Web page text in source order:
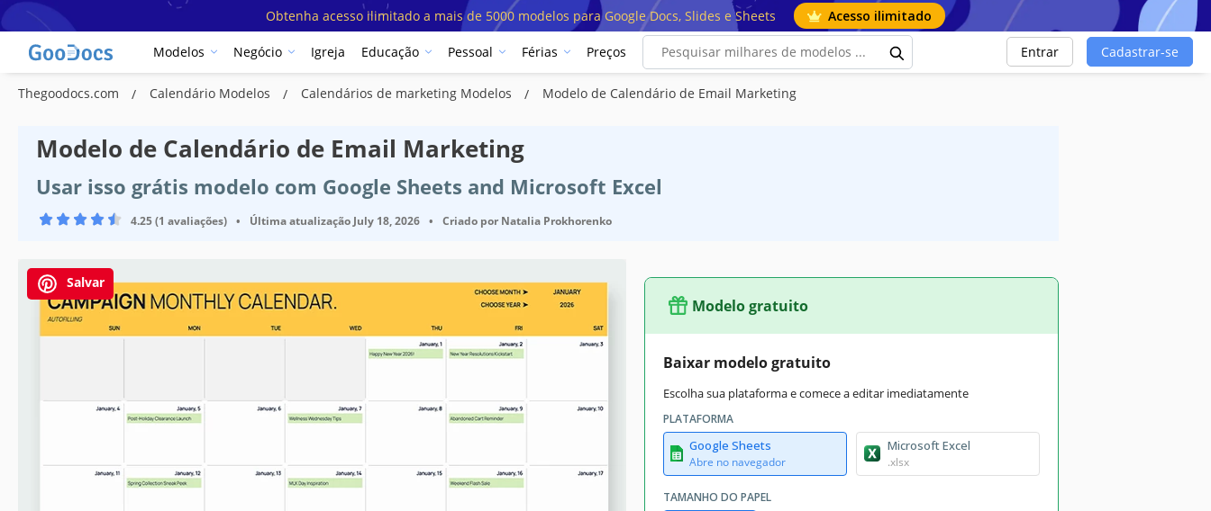
Obtenha acesso ilimitado a mais de 5000 modelos para Google Docs, Slides e Sheets Acesso ilimitado
Modelos Negócio Igreja Educação Pessoal Férias Preços Entrar Cadastrar-se
Thegoodocs.com Calendário Modelos Calendários de marketing Modelos Modelo de Calendário de Email Marketing
Modelo de Calendário de Email Marketing
Usar isso grátis modelo com Google Sheets and Microsoft Excel
4.25 (1 avaliações) • Última atualização July 18, 2026 • Criado por Natalia Prokhorenko
Salvar
Modelo gratuito
Baixar modelo gratuito
Escolha sua plataforma e comece a editar imediatamente
PLATAFORMA
Google Sheets
Abre no navegador
Microsoft Excel
.xlsx
TAMANHO DO PAPEL